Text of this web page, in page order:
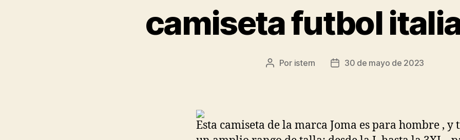
camiseta futbol
Autor
Por istern
Fecha30 de mayo de 2023
Esta camiseta de la marca Joma es para hombre , y